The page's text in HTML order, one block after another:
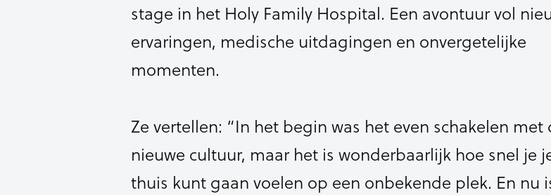
stage in het Holy Family Hospital. Een avontuur vol
ervaringen, medische uitdagingen en onvergetelijke
momenten.
Ze vertellen: “In het begin was het even schakelen met
nieuwe cultuur, maar het is wonderbaarlijk hoe snel je
thuis kunt gaan voelen op een onbekende plek. En nu